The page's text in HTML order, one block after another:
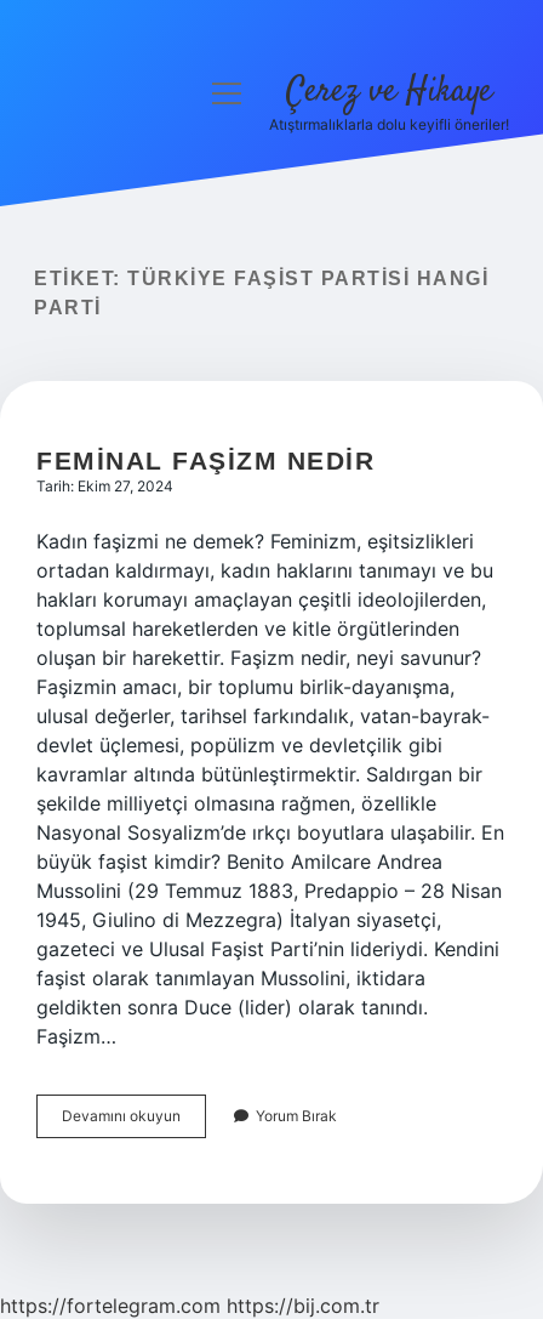
Yasal Uyarı
menüyü Çerez ve Hikaye
Atıştırmalıklarla dolu keyifli öneriler!
ETIKET: TÜRKIYE FAŞIST PARTISI HANGI
PARTI
FEMINAL FAŞIZM NEDIR
Tarih: Ekim 27, 2024
Kadın faşizmi ne demek? Feminizm, eşitsizlikleri
ortadan kaldırmayı, kadın haklarını tanımayı ve bu
hakları korumayı amaçlayan çeşitli ideolojilerden,
toplumsal hareketlerden ve kitle örgütlerinden
oluşan bir harekettir. Faşizm nedir, neyi savunur?
Faşizmin amacı, bir toplumu birlik-dayanışma,
ulusal değerler, tarihsel farkındalık, vatan-bayrak-
devlet üçlemesi, popülizm ve devletçilik gibi
kavramlar altında bütünleştirmektir. Saldırgan bir
şekilde milliyetçi olmasına rağmen, özellikle
Nasyonal Sosyalizm’de ırkçı boyutlara ulaşabilir. En
büyük faşist kimdir? Benito Amilcare Andrea
Mussolini (29 Temmuz 1883, Predappio – 28 Nisan
1945, Giulino di Mezzegra) İtalyan siyasetçi,
gazeteci ve Ulusal Faşist Parti’nin lideriydi. Kendini
faşist olarak tanımlayan Mussolini, iktidara
geldikten sonra Duce (lider) olarak tanındı.
Faşizm…
Devamını okuyun
Faşizm
Yorum Bırak
https://fortelegram.com https://bij.com.tr